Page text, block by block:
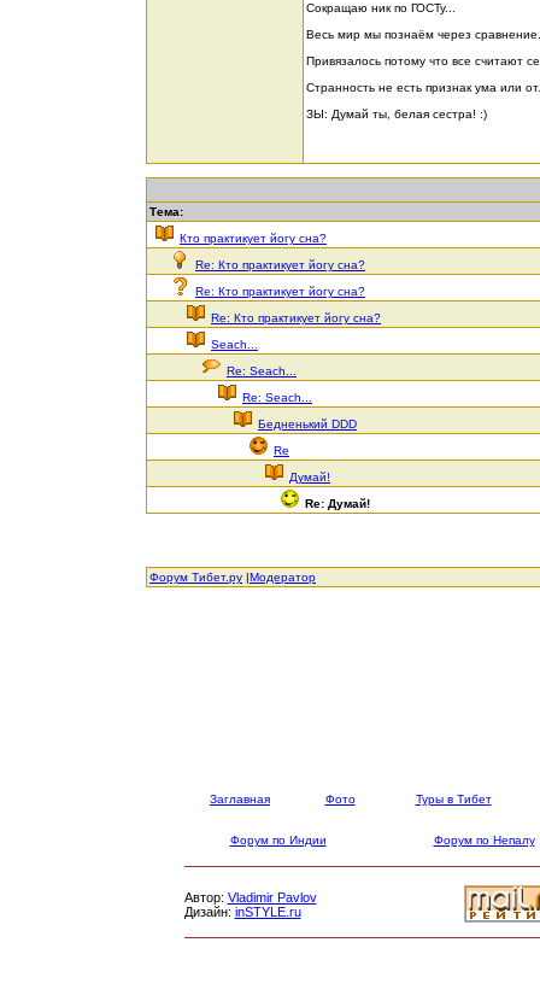
Сокращаю ник по ГОСТу...
Весь мир мы познаём через сравнение.
Привязалось потому что все считают
Странность не есть признак ума или
ЗЫ: Думай ты, белая сестра! :)
Тема:
Кто практикует йогу сна?
Re: Кто практикует йогу сна?
Re: Кто практикует йогу сна?
Re: Кто практикует йогу сна?
Seach...
Re: Seach...
Re: Seach...
Бедненький DDD
Re
Думай!
Re: Думай!
Форум Тибет.ру |Модератор
Заглавная Фото Туры в Тибет
Форум по Индии Форум по Непалу
Автор: Vladimir Pavlov
Дизайн: inSTYLE.ru